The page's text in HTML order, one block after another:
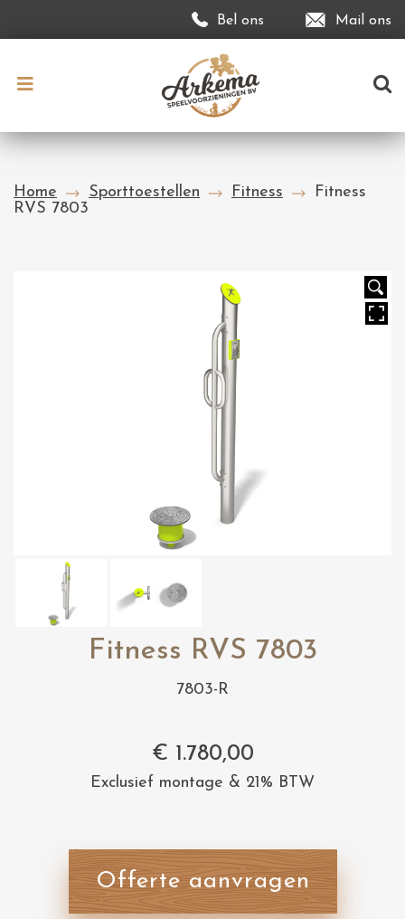
Bel ons Mail ons
Home Sporttoestellen Fitness
Fitness
RVS 7803
Fitness RVS 7803
7803-R
€ 1.780,00
Exclusief montage & 21% BTW
Offerte aanvragen